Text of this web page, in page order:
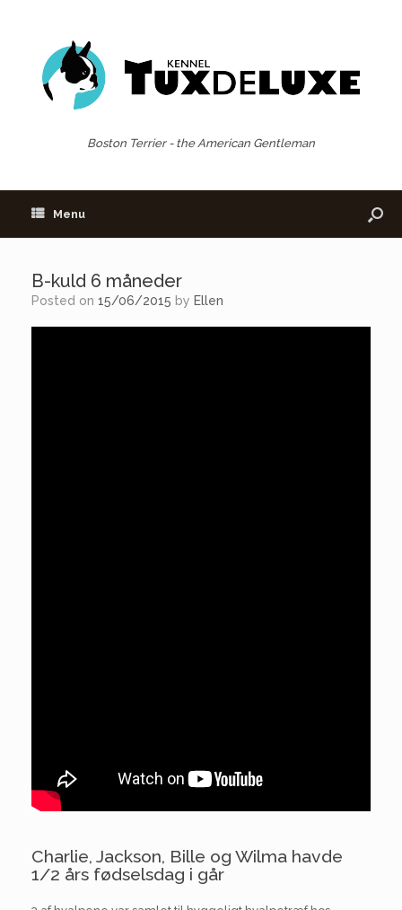
Boston Terrier - the American Gentleman
Menu
B-kuld 6 måneder
Posted on 15/06/2015 by Ellen
Charlie, Jackson, Bille og Wilma havde
1/2 års fødselsdag i går